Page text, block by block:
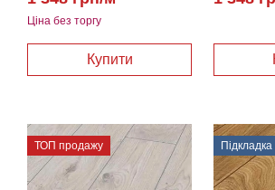
Ціна без торгу
ТОП продажу